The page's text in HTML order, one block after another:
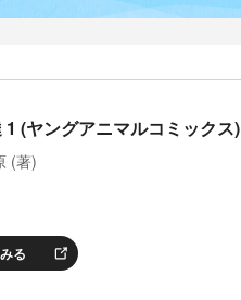
(ヤングアニマルコミックス)
(著)
る